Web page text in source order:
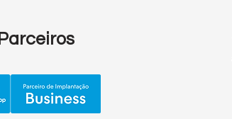
Parceiros